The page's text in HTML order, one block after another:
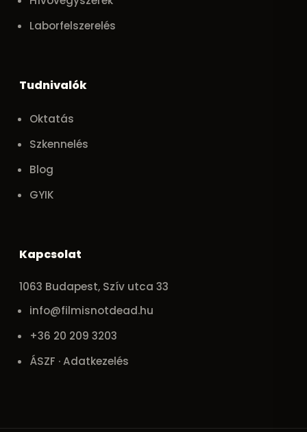
Laborfelszerelés
Tudnivalók
Oktatás
Szkennelés
Blog
GYIK
Kapcsolat
1063 Budapest, Szív utca 33
info@filmisnotdead.hu
+36 20 209 3203
ÁSZF · Adatkezelés